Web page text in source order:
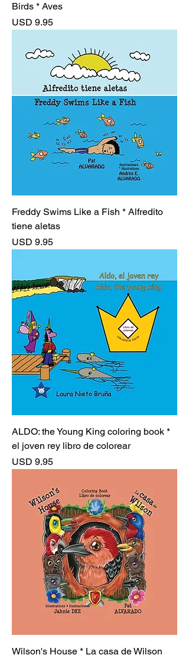
Birds * Aves
Precio
USD 9.95
Freddy Swims Like a Fish * Alfredito
tiene aletas
Precio
USD 9.95
ALDO: the Young King coloring book *
el joven rey libro de colorear
Precio
USD 9.95
Wilson's House * La casa de Wilson